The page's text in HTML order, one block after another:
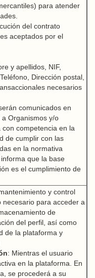
para atender
del contrato
aceptados por el
y apellidos, NIF,
Dirección postal,
necesarios
comunicados en
Organismos y/o
competencia en la
de cumplir con las
en la normativa
que la base
es el cumplimiento de
y control
para acceder a
de
del perfil, así como
de la plataforma y
: Mientras el usuario
en la plataforma. En
se procederá a su